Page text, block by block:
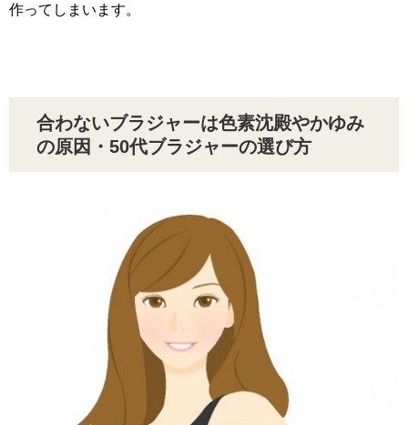
作ってしまいます。
合わないブラジャーは色素沈殿やかゆみ
の原因・50代ブラジャーの選び方